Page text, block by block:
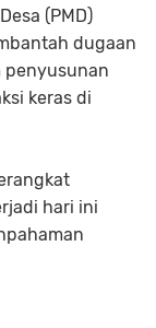
(PMD)
dugaan
penyusunan
keras di
hari ini